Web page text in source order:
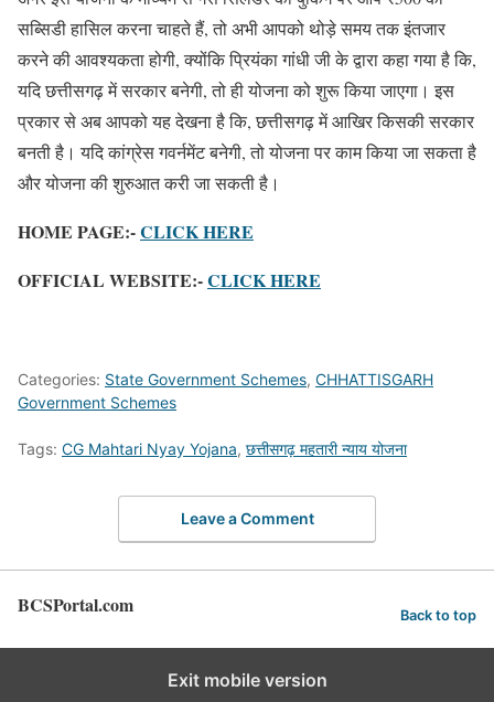
सब्सिडी हासिल करना चाहते हैं, तो अभी आपको थोड़े समय तक इंतजार
करने की आवश्यकता होगी, क्योंकि प्रियंका गांधी जी के द्वारा कहा गया है कि,
यदि छत्तीसगढ़ में सरकार बनेगी, तो ही योजना को शुरू किया जाएगा। इस
प्रकार से अब आपको यह देखना है कि, छत्तीसगढ़ में आखिर किसकी सरकार
बनती है। यदि कांग्रेस गवर्नमेंट बनेगी, तो योजना पर काम किया जा सकता है
और योजना की शुरुआत करी जा सकती है।
HOME PAGE:-CLICK HERE
OFFICIAL WEBSITE:-CLICK HERE
Categories: State Government Schemes, CHHATTISGARH
Government Schemes
Tags: CG Mahtari Nyay Yojana, छत्तीसगढ़ महतारी न्याय योजना
Leave a Comment
BCSPortal.com Back to top
Exit mobile version